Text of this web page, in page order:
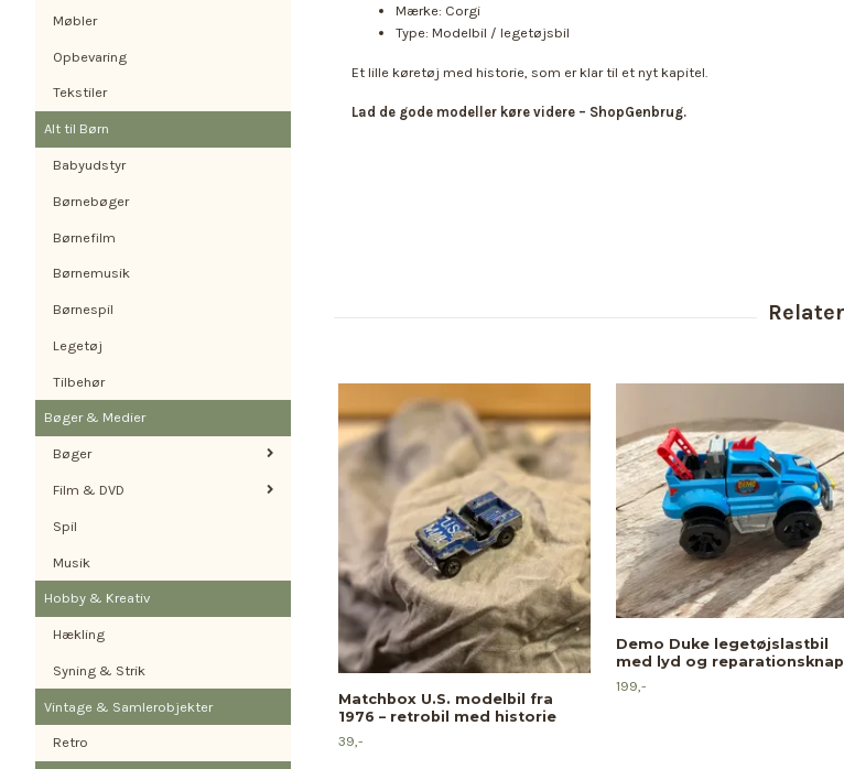
Møbler
Opbevaring
Tekstiler
Alt til Børn
Babyudstyr
Børnebøger
Børnefilm
Børnemusik
Børnespil
Legetøj
Tilbehør
Bøger & Medier
Bøger
Film & DVD
Spil
Musik
Hobby & Kreativ
Hækling
Syning & Strik
Vintage & Samlerobjekter
Retro
Mærke: Corgi
Type: Modelbil / legetøjsbil
Et lille køretøj med historie, som er klar til et nyt kapitel.
Lad de gode modeller køre videre – ShopGenbrug.
Matchbox U.S. modelbil fra
1976 – retrobil med historie
39,-
Demo Duke legetøjslastbil
med lyd og reparationsknap
199,-